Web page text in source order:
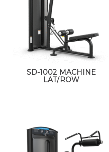
SD-1002 MACHINE
LAT/ROW